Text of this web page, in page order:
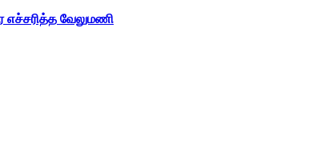
எச்சரித்த வேலுமணி